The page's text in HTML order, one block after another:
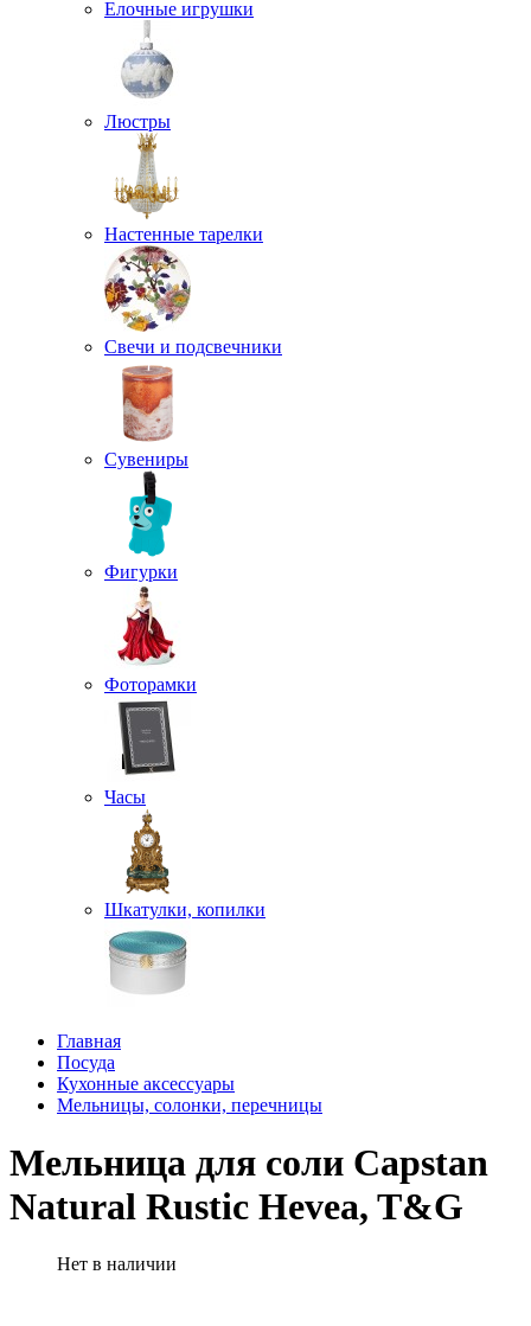
Елочные игрушки
Люстры
Настенные тарелки
Свечи и подсвечники
Сувениры
Фигурки
Фоторамки
Часы
Шкатулки, копилки
Главная
Посуда
Кухонные аксессуары
Мельницы, солонки, перечницы
Мельница для соли Capstan
Natural Rustic Hevea, T&G
Нет в наличии